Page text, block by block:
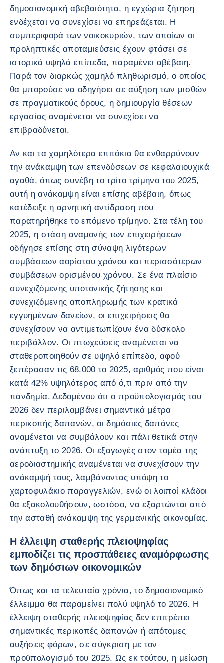
δημοσιονομική αβεβαιότητα, η εγχώρια ζήτηση
ενδέχεται να συνεχίσει να επηρεάζεται. Η
συμπεριφορά των νοικοκυριών, των οποίων οι
προληπτικές αποταμιεύσεις έχουν φτάσει σε
ιστορικά υψηλά επίπεδα, παραμένει αβέβαιη.
Παρά τον διαρκώς χαμηλό πληθωρισμό, ο οποίος
θα μπορούσε να οδηγήσει σε αύξηση των μισθών
σε πραγματικούς όρους, η δημιουργία θέσεων
εργασίας αναμένεται να συνεχίσει να
επιβραδύνεται.
Αν και τα χαμηλότερα επιτόκια θα ενθαρρύνουν
την ανάκαμψη των επενδύσεων σε κεφαλαιουχικά
αγαθά, όπως συνέβη το τρίτο τρίμηνο του 2025,
αυτή η ανάκαμψη είναι επίσης αβέβαιη, όπως
κατέδειξε η αρνητική αντίδραση που
παρατηρήθηκε το επόμενο τρίμηνο. Στα τέλη του
2025, η στάση αναμονής των επιχειρήσεων
οδήγησε επίσης στη σύναψη λιγότερων
συμβάσεων αορίστου χρόνου και περισσότερων
συμβάσεων ορισμένου χρόνου. Σε ένα πλαίσιο
συνεχιζόμενης υποτονικής ζήτησης και
συνεχιζόμενης αποπληρωμής των κρατικά
εγγυημένων δανείων, οι επιχειρήσεις θα
συνεχίσουν να αντιμετωπίζουν ένα δύσκολο
περιβάλλον. Οι πτωχεύσεις αναμένεται να
σταθεροποιηθούν σε υψηλό επίπεδο, αφού
ξεπέρασαν τις 68.000 το 2025, αριθμός που είναι
κατά 42% υψηλότερος από ό,τι πριν από την
πανδημία. Δεδομένου ότι ο προϋπολογισμός του
2026 δεν περιλαμβάνει σημαντικά μέτρα
περικοπής δαπανών, οι δημόσιες δαπάνες
αναμένεται να συμβάλουν και πάλι θετικά στην
ανάπτυξη το 2026. Οι εξαγωγές στον τομέα της
αεροδιαστημικής αναμένεται να συνεχίσουν την
ανάκαμψή τους, λαμβάνοντας υπόψη το
χαρτοφυλάκιο παραγγελιών, ενώ οι λοιποί κλάδοι
θα εξακολουθήσουν, ωστόσο, να εξαρτώνται από
την ασταθή ανάκαμψη της γερμανικής οικονομίας.
Η έλλειψη σταθερής πλειοψηφίας
εμποδίζει τις προσπάθειες αναμόρφωσης
των δημόσιων οικονομικών
Όπως και τα τελευταία χρόνια, το δημοσιονομικό
έλλειμμα θα παραμείνει πολύ υψηλό το 2026. Η
έλλειψη σταθερής πλειοψηφίας δεν επιτρέπει
σημαντικές περικοπές δαπανών ή απότομες
αυξήσεις φόρων, σε σύγκριση με τον
προϋπολογισμό του 2025. Ως εκ τούτου, η μείωση